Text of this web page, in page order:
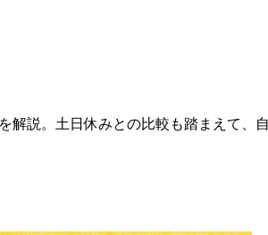
説。土日休みとの比較も踏まえて、